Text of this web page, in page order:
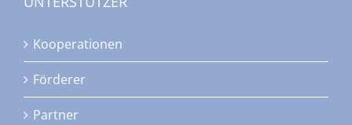
Kooperationen
Förderer
Partner